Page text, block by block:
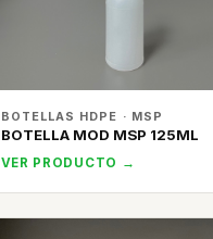
BOTELLAS HDPE · MSP
BOTELLA MOD MSP 125ML
VER PRODUCTO →